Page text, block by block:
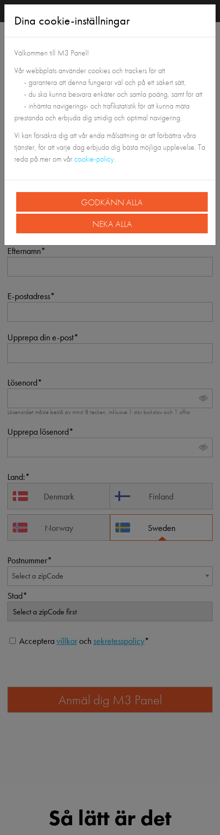
Gå med M3 Panel i dag
och får
välkomstpoäng
kön
Male
Female
Födelsedatum
Förnamn
Efternamn
E-postadress
Upprepa din e-post
Lösenord
Lösenordet måste bestå av minst 8 tecken, inklusive 1 stor bokstav och 1 siffra
Upprepa lösenord
Land:
Denmark
Finland
Norway Sweden
Postnummer
Select a zipCode
Stad
Accepteravillkoroch sekretesspolicy
Så lätt är det
Dina cookie-inställningar
Välkommen till M3 Panel!
Vår webbplats använder cookies och trackers för att
- garantera att denna fungerar väl och på ett säkert sätt,
- du ska kunna besvara enkäter och samla poäng, samt för att
- inhämta navigerings- och trafikstatistik för att kunna mäta
prestanda och erbjuda dig smidig och optimal navigering.
Vi kan försäkra dig att vår enda målsättning är att förbättra våra
tjänster, för att varje dag erbjuda dig bästa möjliga upplevelse. Ta
reda på mer om vårcookie-policy.
GODKÄNN ALLA
NEKA ALLA